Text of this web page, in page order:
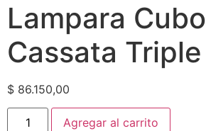
Lampara Cubo
Cassata Triple
$ 86.150,00
Agregar al carrito